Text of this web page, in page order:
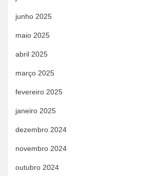
junho 2025
maio 2025
abril 2025
março 2025
fevereiro 2025
janeiro 2025
dezembro 2024
novembro 2024
outubro 2024